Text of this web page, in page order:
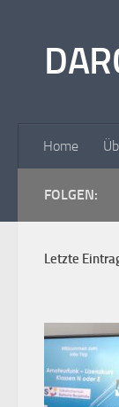
Home
FOLGEN:
Letzte